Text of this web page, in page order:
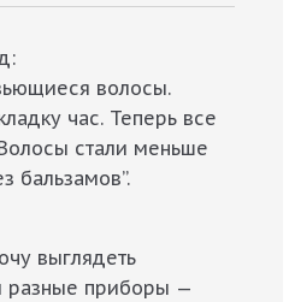
волосы.
час. Теперь все
стали меньше
бальзамов”.
выглядеть
разные приборы —